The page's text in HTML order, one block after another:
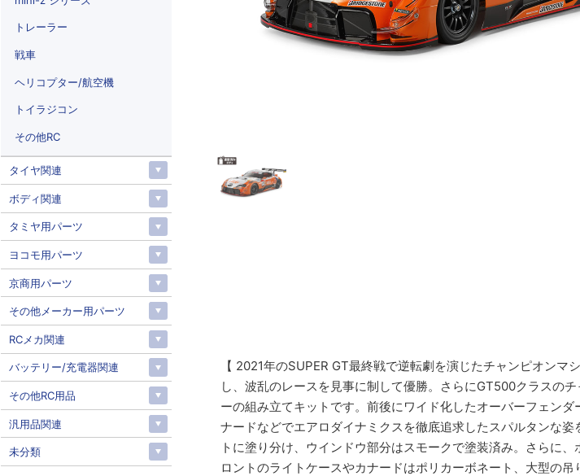
【 2021年のSUPER GT最終戦で逆転劇を演じたチャンピオン
し、波乱のレースを見事に制して優勝。さらにGT500クラスの
ーの組み立てキットです。前後にワイド化したオーバーフェン
ナードなどでエアロダイナミクスを徹底追求したスパルタンな
トに塗り分け、ウインドウ部分はスモークで塗装済み。さらに
ロントのライトケースやカナードはポリカーボネート、大型の
トレーラー
戦車
ヘリコプター/航空機
トイラジコン
その他RC
タイヤ関連
ボディ関連
タミヤ用パーツ
ヨコモ用パーツ
京商用パーツ
その他メーカー用パーツ
RCメカ関連
バッテリー/充電器関連
その他RC用品
汎用品関連
未分類